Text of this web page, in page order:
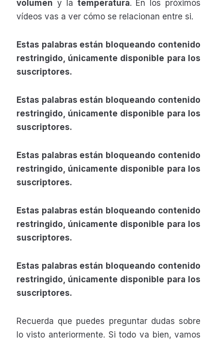
volumen y la temperatura. En los próximos
vídeos vas a ver cómo se relacionan entre si.
Estas palabras están bloqueando contenido
restringido, únicamente disponible para los
suscriptores.
Estas palabras están bloqueando contenido
restringido, únicamente disponible para los
suscriptores.
Estas palabras están bloqueando contenido
restringido, únicamente disponible para los
suscriptores.
Estas palabras están bloqueando contenido
restringido, únicamente disponible para los
suscriptores.
Estas palabras están bloqueando contenido
restringido, únicamente disponible para los
suscriptores.
Recuerda que puedes preguntar dudas sobre
lo visto anteriormente. Si todo va bien, vamos